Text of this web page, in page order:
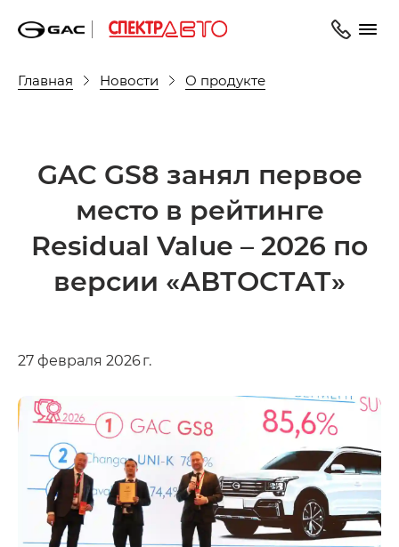
Главная Новости О продукте
GAC GS8 занял первое
место в рейтинге
Residual Value – 2026 по
версии «АВТОСТАТ»
27 февраля 2026 г.